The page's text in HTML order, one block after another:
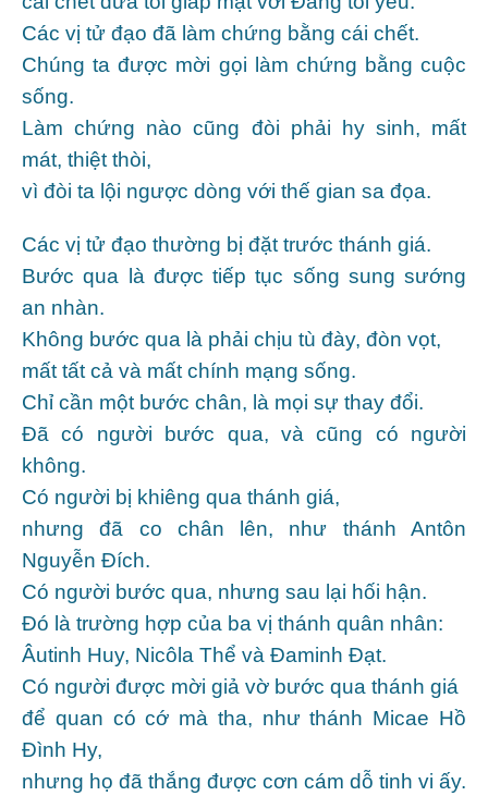
Các vị tử đạo đã làm chứng bằng cái chết.
Chúng ta được mời gọi làm chứng bằng cuộc
sống.
Làm chứng nào cũng đòi phải hy sinh, mất
mát, thiệt thòi,
vì đòi ta lội ngược dòng với thế gian sa đọa.
Các vị tử đạo thường bị đặt trước thánh giá.
Bước qua là được tiếp tục sống sung sướng
an nhàn.
Không bước qua là phải chịu tù đày, đòn vọt,
mất tất cả và mất chính mạng sống.
Chỉ cần một bước chân, là mọi sự thay đổi.
Ðã có người bước qua, và cũng có người
không.
Có người bị khiêng qua thánh giá,
nhưng đã co chân lên, như thánh Antôn
Nguyễn Ðích.
Có người bước qua, nhưng sau lại hối hận.
Ðó là trường hợp của ba vị thánh quân nhân:
Âutinh Huy, Nicôla Thể và Ðaminh Ðạt.
Có người được mời giả vờ bước qua thánh giá
để quan có cớ mà tha, như thánh Micae Hồ
Ðình Hy,
nhưng họ đã thắng được cơn cám dỗ tinh vi ấy.